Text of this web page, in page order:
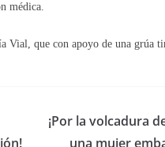
médica.
Vial, que con apoyo de una grúa
¡Por la volcadura
una mujer